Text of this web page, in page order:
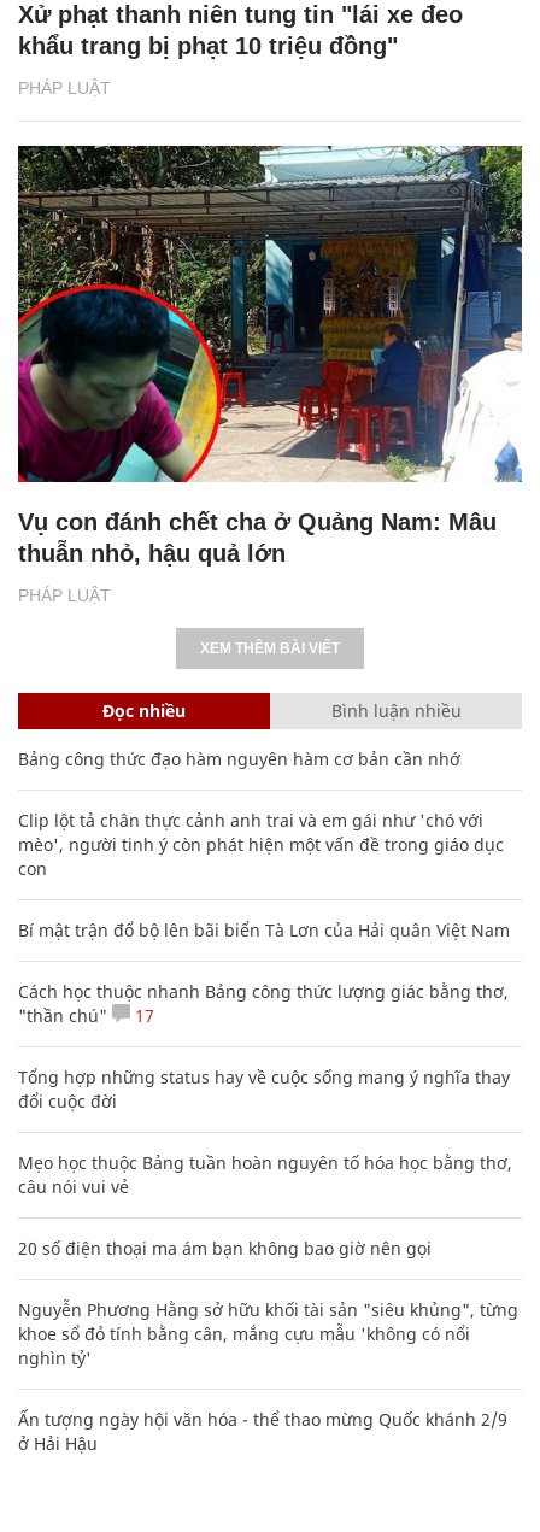
PHÁP LUẬT
Xử phạt thanh niên tung tin "lái xe đeo
khẩu trang bị phạt 10 triệu đồng"
PHÁP LUẬT
Vụ con đánh chết cha ở Quảng Nam: Mâu
thuẫn nhỏ, hậu quả lớn
XEM THÊM BÀI VIẾT
Đọc nhiều Bình luận nhiều
Bảng công thức đạo hàm nguyên hàm cơ bản cần nhớ
Clip lột tả chân thực cảnh anh trai và em gái như 'chó với
mèo', người tinh ý còn phát hiện một vấn đề trong giáo dục
con
Bí mật trận đổ bộ lên bãi biển Tà Lơn của Hải quân Việt Nam
Cách học thuộc nhanh Bảng công thức lượng giác bằng thơ,
"thần chú"
17
Tổng hợp những status hay về cuộc sống mang ý nghĩa thay
đổi cuộc đời
Mẹo học thuộc Bảng tuần hoàn nguyên tố hóa học bằng thơ,
câu nói vui vẻ
20 số điện thoại ma ám bạn không bao giờ nên gọi
Nguyễn Phương Hằng sở hữu khối tài sản "siêu khủng", từng
khoe sổ đỏ tính bằng cân, mắng cựu mẫu 'không có nổi
nghìn tỷ'
Ấn tượng ngày hội văn hóa - thể thao mừng Quốc khánh 2/9
ở Hải Hậu